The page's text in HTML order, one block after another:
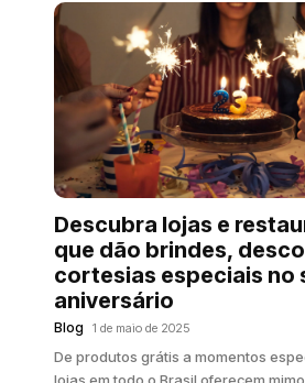
Descubra lojas e
que dão brindes,
cortesias especiais no
aniversário
Blog 1 de maio de 2025
De produtos grátis a momentos